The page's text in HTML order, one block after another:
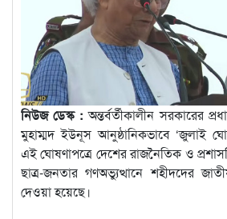
নিউজ ডেস্ক :অন্তর্বর্তীকালীন সরকারের
মুহাম্মদ ইউনূস আনুষ্ঠানিকভাবে ‘জুলাই
এই ঘোষণাপত্রে দেশের রাজনৈতিক ও
ছাত্র-জনতার গণঅভ্যুত্থানে শহীদদের
দেওয়া হয়েছে।